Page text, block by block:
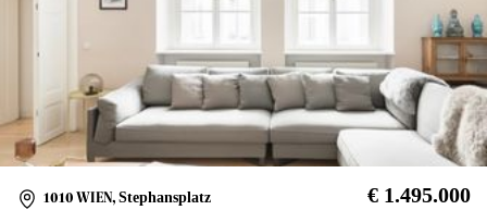
1010 WIEN, Stephansplatz € 1.495.000